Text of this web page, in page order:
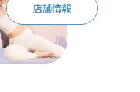
店舗情報